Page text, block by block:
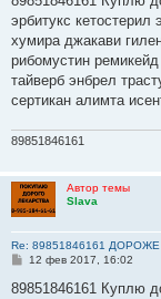
щ
е
и
е
эрбитукс кетостерил
хумира джакави
рибомустин
тайверб энбрел
сертикан алимта
89851846161
Автор темы
Slava
Re: 89851846161
С
о
12 фев 2017, 16:02
89851846161 Куплю